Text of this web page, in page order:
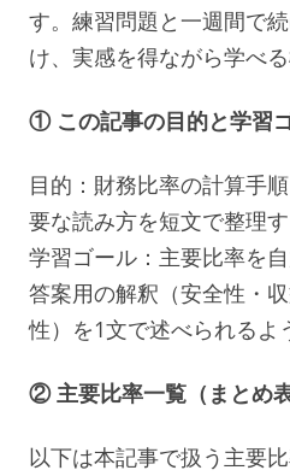
す。練習問題と一週間で
け、実感を得ながら学べ
① この記事の目的と学習
目的：財務比率の計算手
要な読み方を短文で整理す
学習ゴール：主要比率を
答案用の解釈（安全性・
性）を1文で述べられるよ
② 主要比率一覧（まとめ表
以下は本記事で扱う主要